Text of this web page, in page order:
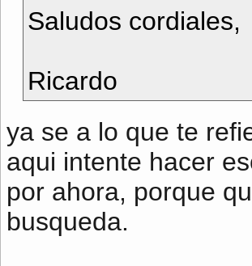
Saludos cordiales,
Ricardo
ya se a lo que te
aqui intente hacer
por ahora, porque
busqueda.